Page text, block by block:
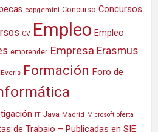
capgemini Concurso Concursos
CV Empleo Empleo
emprender Empresa Erasmus
Everis Formación Foro de
IT Java Madrid Microsoft oferta
de Trabajo – Publicadas en SIE